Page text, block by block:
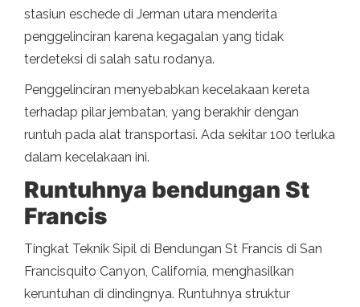
stasiun eschede di Jerman utara menderita
penggelinciran karena kegagalan yang tidak
terdeteksi di salah satu rodanya.
Penggelinciran menyebabkan kecelakaan kereta
terhadap pilar jembatan, yang berakhir dengan
runtuh pada alat transportasi. Ada sekitar 100 terluka
dalam kecelakaan ini.
Runtuhnya bendungan St
Francis
Tingkat Teknik Sipil di Bendungan St Francis di San
Francisquito Canyon, California, menghasilkan
keruntuhan di dindingnya. Runtuhnya struktur